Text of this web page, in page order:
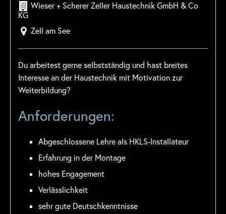
Wieser + Scherer Zeller Haustechnik GmbH & Co
KG
Zell am See
Du arbeitest gerne selbstständig und hast breites
Interesse an der Haustechnik mit Motivation zur
Weiterbildung?
Anforderungen:
Abgeschlossene Lehre als HKLS-Installateur
Erfahrung in der Montage
hohes Engagement
Verlässlichkeit
sehr gute Deutschkenntnisse